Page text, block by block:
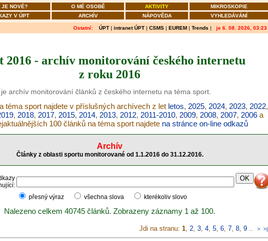
JE NOVÉ? O MÉ OSOBĚ AKTIVITY
MIKROSKOPIE
V ÚPT ARCHÍV NÁPOVĚDA VYHLEDÁVÁNÍ
Ostatní: ÚPT | intranet ÚPT | CSMS | EUREM | Trends | je 6. 08. 2026, 03:23
2016 - archív monitorování českého internetu
z roku 2016
archív monitorování článků z českého internetu na téma sport.
téma sport najdete v příslušných archívech z let letos, 2025, 2024, 2023, 2022,
, 2018, 2017, 2015, 2014, 2013, 2012, 2011-2010, 2009, 2008, 2007, 2006 a
100 článků na téma sport najdete na stránce on-line odkazů
Archív
Články z oblasti sportu monitorované od 1.1.2016 do 31.12.2016.
přesný výraz
všechna slova kterékoliv slovo
Nalezeno celkem 40745 článků. Zobrazeny záznamy 1 až 100.
Jdi na stranu: 1, 2, 3, 4, 5, 6, 7, 8, 9 .. > >|